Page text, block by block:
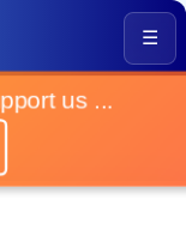
☰
us ...